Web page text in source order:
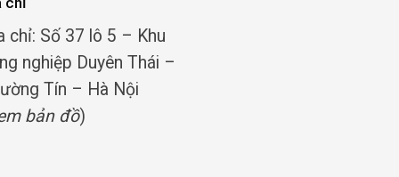
chỉ: Số 37 lô 5 – Khu
nghiệp Duyên Thái –
Tín – Hà Nội
bản đồ)